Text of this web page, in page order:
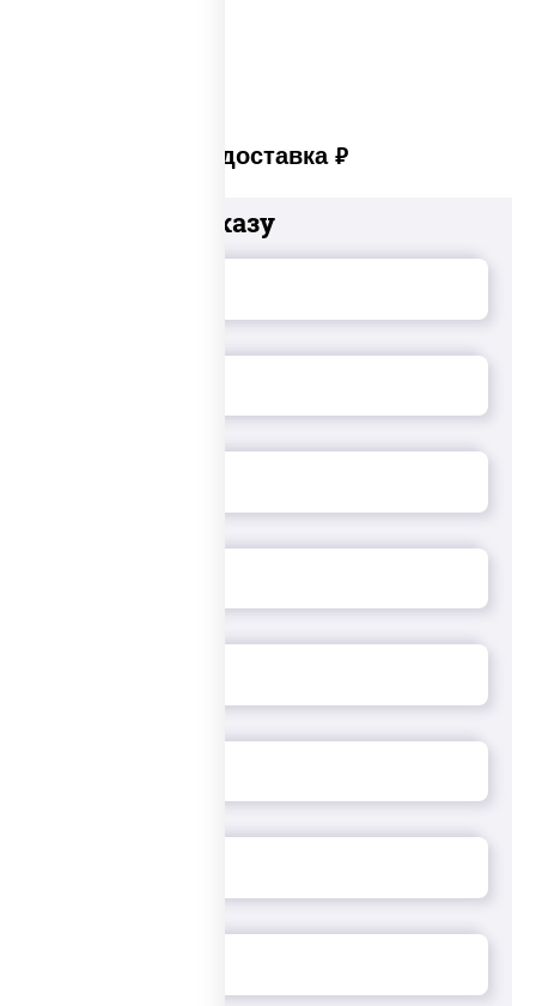
Платная доставка руб
Добавьте к заказу